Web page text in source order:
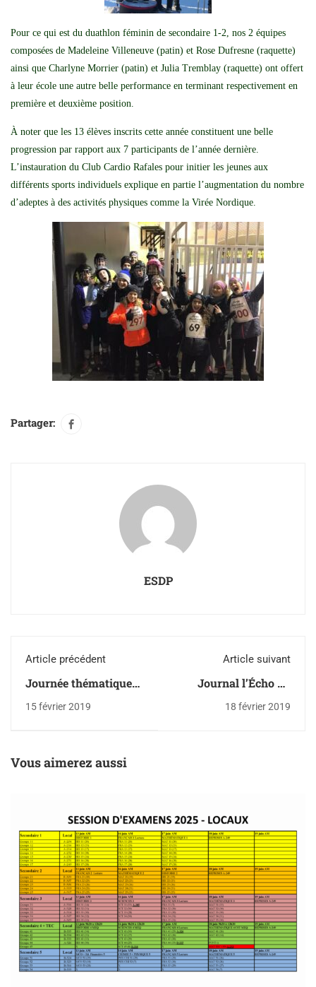
Pour ce qui est du duathlon féminin de secondaire 1-2, nos 2 équipes
composées de Madeleine Villeneuve (patin) et Rose Dufresne (raquette)
ainsi que Charlyne Morrier (patin) et Julia Tremblay (raquette) ont offert
à leur école une autre belle performance en terminant respectivement en
première et deuxième position.
À noter que les 13 élèves inscrits cette année constituent une belle
progression par rapport aux 7 participants de l’année dernière.
L’instauration du Club Cardio Rafales pour initier les jeunes aux
différents sports individuels explique en partie l’augmentation du nombre
d’adeptes à des activités physiques comme la Virée Nordique.
Partager:
ESDP
Article précédent
Journée thématique
15 février 2019
Article suivant
Journal l’Écho du
18 février 2019
Vous aimerez aussi